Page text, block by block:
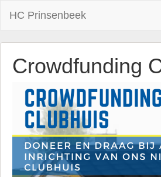
HC Prinsenbeek
Crowdfunding